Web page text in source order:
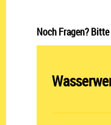
Noch Fragen?
Abteilung